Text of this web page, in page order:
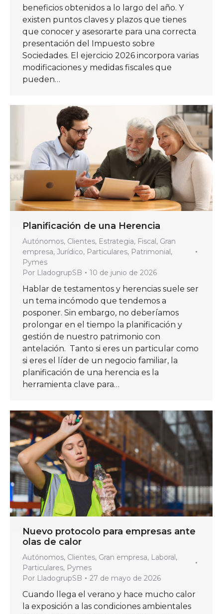
beneficios obtenidos a lo largo del año. Y
existen puntos claves y plazos que tienes
que conocer y asesorarte para una correcta
presentación del Impuesto sobre
Sociedades. El ejercicio 2026 incorpora varias
modificaciones y medidas fiscales que
pueden…
Planificación de una Herencia
Autónomos, Clientes, Estrategia, Fiscal, Gran
empresa, Jurídico, Particulares, Patrimonial,
Pymes
Por LladogrupSB 10 de junio de 2026
Hablar de testamentos y herencias suele ser
un tema incómodo que tendemos a
posponer. Sin embargo, no deberíamos
prolongar en el tiempo la planificación y
gestión de nuestro patrimonio con
antelación. Tanto si eres un particular como
si eres el líder de un negocio familiar, la
planificación de una herencia es la
herramienta clave para…
Nuevo protocolo para empresas ante
olas de calor
Autónomos, Clientes, Gran empresa, Laboral,
Particulares, Pymes
Por LladogrupSB 27 de mayo de 2026
Cuando llega el verano y hace mucho calor
la exposición a las condiciones ambientales